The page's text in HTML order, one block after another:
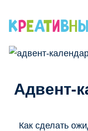
Адвент-
Как сделать